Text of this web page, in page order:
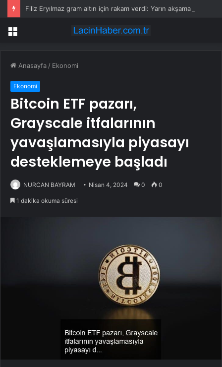
Menü
Anasayfa / Ekonomi
Ekonomi
Bitcoin ETF pazarı,
Grayscale itfalarının
yavaşlamasıyla piyasayı
desteklemeye başladı
NURCAN BAYRAM Nisan 4, 2024 0 0
1 dakika okuma süresi